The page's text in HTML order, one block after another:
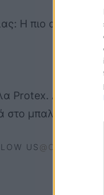
Η πιο απλή
Protex. Απόλυτη
στο μπαλκόνι!
US